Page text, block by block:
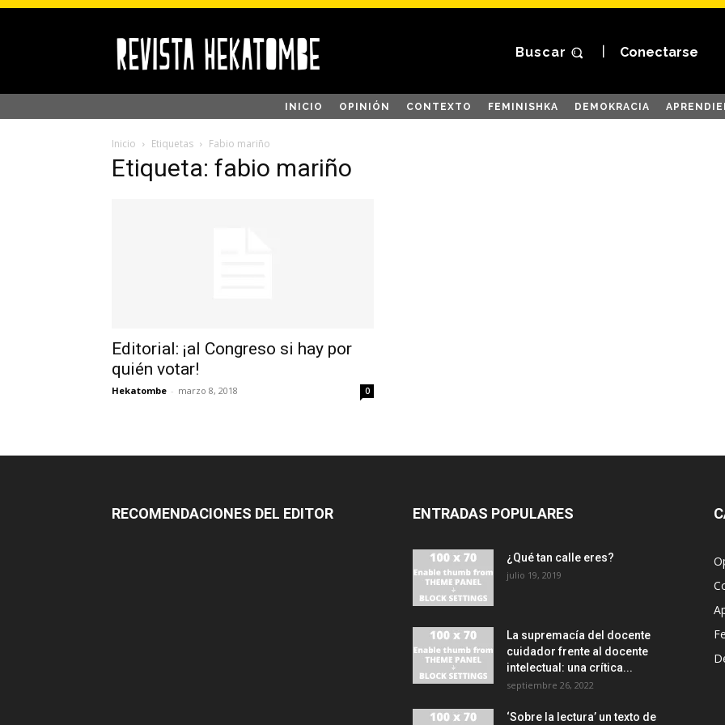
Buscar Conectarse
INICIO OPINIÓN CONTEXTO FEMINISHKA DEMOKRACIA
Inicio Etiquetas Fabio mariño
Etiqueta: fabio mariño
Editorial: ¡al Congreso si hay por
quién votar!
Hekatombe - marzo 8, 2018 0
RECOMENDACIONES DEL EDITOR ENTRADAS POPULARES
¿Qué tan calle eres?
julio 19, 2019
La supremacía del docente
cuidador frente al docente
intelectual: una crítica...
septiembre 26, 2022
‘Sobre la lectura’ un texto de